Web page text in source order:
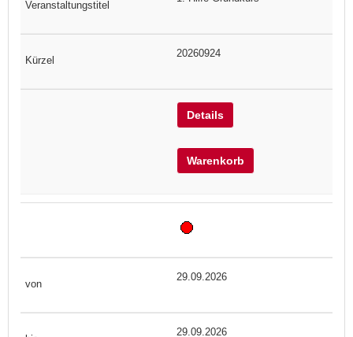
20260924
Details
Warenkorb
29.09.2026
29.09.2026